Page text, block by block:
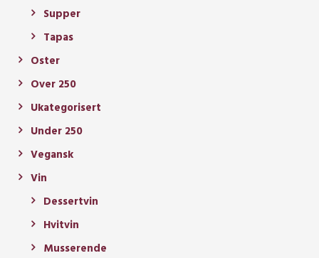
Supper
Tapas
Oster
Over 250
Ukategorisert
Under 250
Vegansk
Vin
Dessertvin
Hvitvin
Musserende